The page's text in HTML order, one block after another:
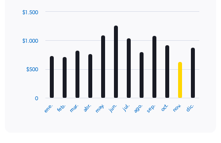
displaying
with
12
The
ene. feb. mar. abr. may. jun. jul. ago. sep. oct. nov. dic.
0
$500
$1.000
$1.500